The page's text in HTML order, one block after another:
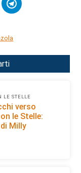
LE STELLE
verso
le Stelle:
Milly